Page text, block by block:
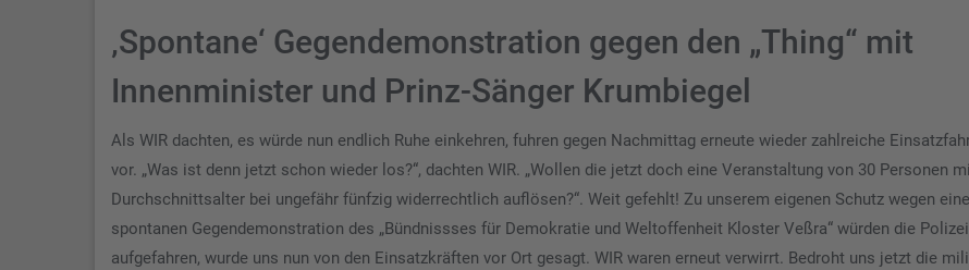
‚Spontane‘ Gegendemonstration gegen den „Thing“ mit
Innenminister und Prinz-Sänger Krumbiegel
Als WIR dachten, es würde nun endlich Ruhe einkehren, fuhren gegen Nachmittag erneute wieder zahlreiche
vor. „Was ist denn jetzt schon wieder los?“, dachten WIR. „Wollen die jetzt doch eine Veranstaltung von 30 Personen
Durchschnittsalter bei ungefähr fünfzig widerrechtlich auflösen?“. Weit gefehlt! Zu unserem eigenen Schutz wegen
spontanen Gegendemonstration des „Bündnissses für Demokratie und Weltoffenheit Kloster Veßra“ würden die
aufgefahren, wurde uns nun von den Einsatzkräften vor Ort gesagt. WIR waren erneut verwirrt. Bedroht uns jetzt die